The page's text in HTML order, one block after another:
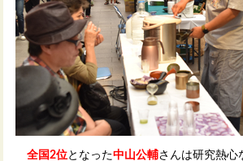
全国2位となった中山公輔さんは研究熱心